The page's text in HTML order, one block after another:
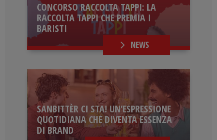
CONCORSO RACCOLTA TAPPI: LA
RACCOLTA TAPPI CHE PREMIA I
BARISTI
NEWS
SANBITTÈR CI STA! UN’ESPRESSIONE
QUOTIDIANA CHE DIVENTA ESSENZA
DI BRAND